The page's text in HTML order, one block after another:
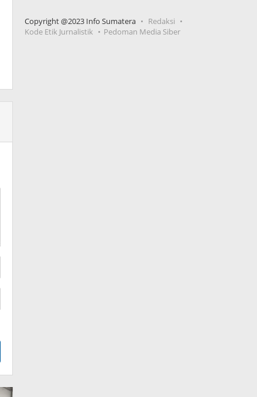
Copyright @2023 Info Sumatera
Redaksi
Kode Etik Jurnalistik
Pedoman Media Siber